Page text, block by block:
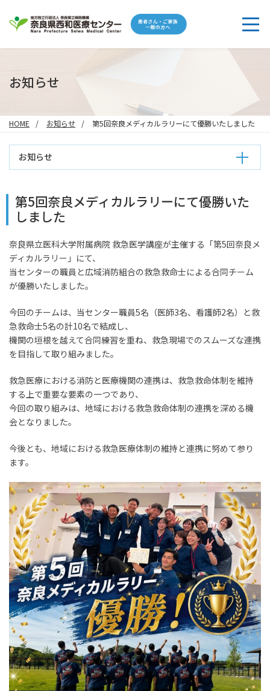
お知らせ
HOME お知らせ 第5回奈良メディカルラリーにて優勝いたしました
お知らせ
第5回奈良メディカルラリーにて優勝いた
しました
奈良県立医科大学附属病院 救急医学講座が主催する「第5回奈良メ
ディカルラリー」にて、
当センターの職員と広域消防組合の救急救命士による合同チーム
が優勝いたしました。
今回のチームは、当センター職員5名（医師3名、看護師2名）と救
急救命士5名の計10名で結成し、
機関の垣根を越えて合同練習を重ね、救急現場でのスムーズな連携
を目指して取り組みました。
救急医療における消防と医療機関の連携は、救急救命体制を維持
する上で重要な要素の一つであり、
今回の取り組みは、地域における救急救命体制の連携を深める機
会となりました。
今後とも、地域における救急医療体制の維持と連携に努めて参り
ます。